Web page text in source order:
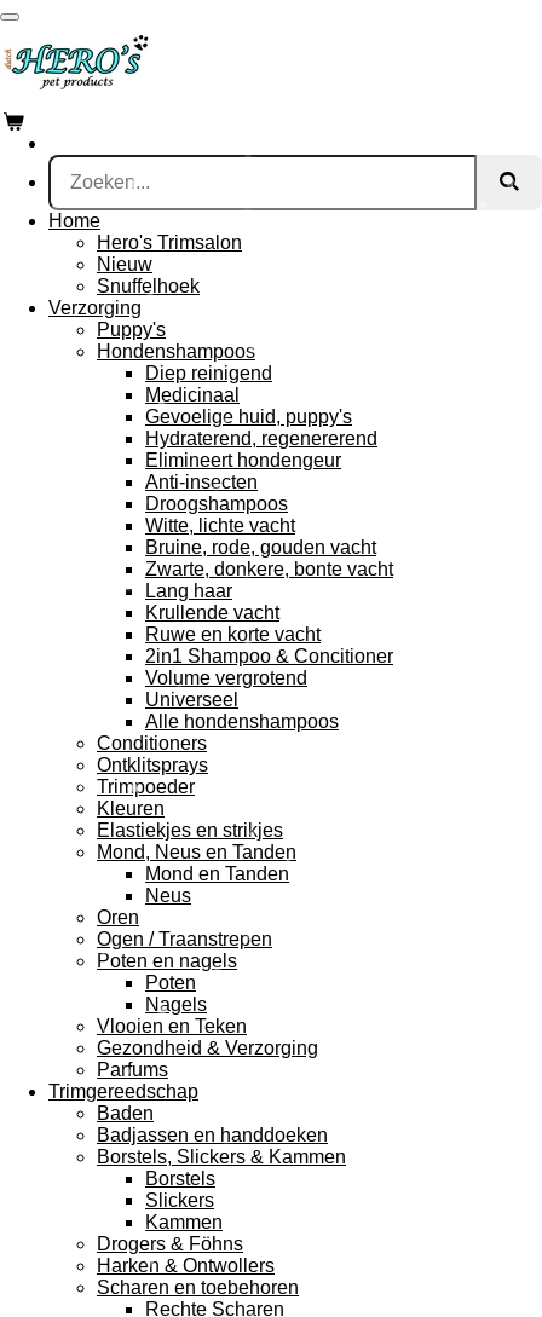
Ga
direct
naar
Home
Hero's Trimsalon
Nieuw
Snuffelhoek
Verzorging
Puppy's
Hondenshampoos
Diep reinigend
Medicinaal
Gevoelige huid, puppy's
Hydraterend, regenererend
Elimineert hondengeur
Anti-insecten
Droogshampoos
Witte, lichte vacht
Bruine, rode, gouden vacht
Zwarte, donkere, bonte vacht
Lang haar
Krullende vacht
Ruwe en korte vacht
2in1 Shampoo & Concitioner
Volume vergrotend
Universeel
Alle hondenshampoos
Conditioners
Ontklitsprays
Trimpoeder
Kleuren
Elastiekjes en strikjes
Mond, Neus en Tanden
Mond en Tanden
Neus
Oren
Ogen / Traanstrepen
Poten en nagels
Poten
Nagels
Vlooien en Teken
Gezondheid & Verzorging
Parfums
Trimgereedschap
Baden
Badjassen en handdoeken
Borstels, Slickers & Kammen
Borstels
Slickers
Kammen
Drogers & Föhns
Harken & Ontwollers
Scharen en toebehoren
Rechte Scharen